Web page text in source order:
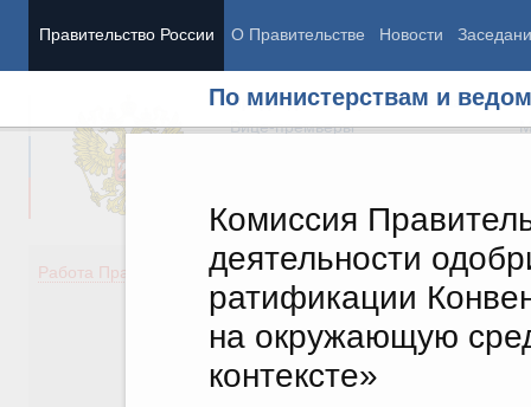
Правительство России О Правительстве Новости
По министерствам и
Комиссия
деятельности
ратификации
на окружающую
контексте»
Председатель Правительства
Вице-премьеры
Работа Правительства
Демография
Здоровье
Образование
Культура
Общество
Государство